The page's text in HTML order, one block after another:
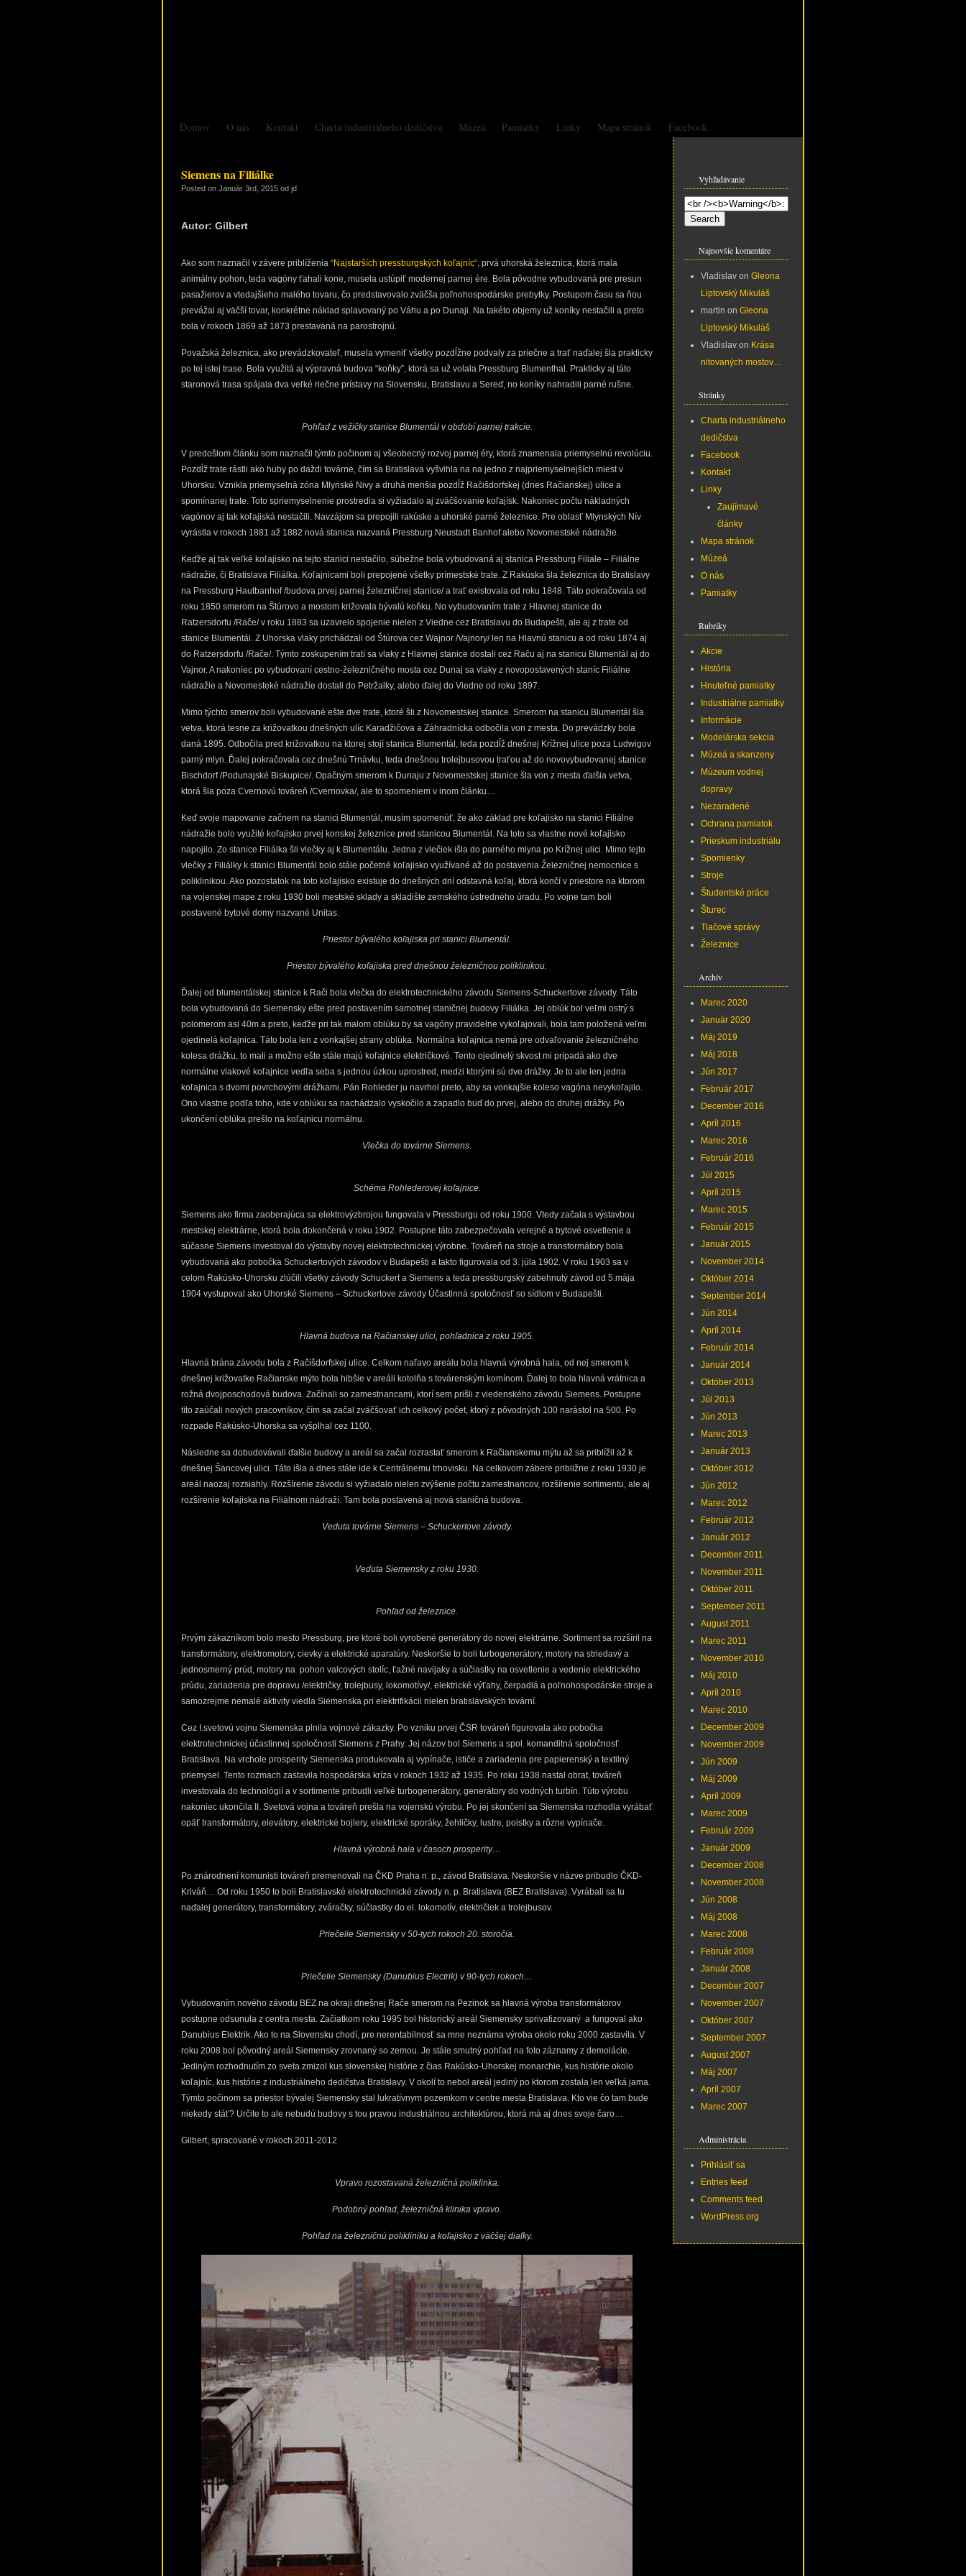
Domov O nás Kontakt Charta industriálneho dedičstva Múzeá Pamiatky Linky Mapa stránok Facebook
Siemens na Filiálke
Posted on Január 3rd, 2015 od jd
Autor: Gilbert
Ako som naznačil v závere priblíženia “Najstarších pressburgských koľajníc“, prvá uhorská železnica, ktorá mala
animálny pohon, teda vagóny ťahali kone, musela ustúpiť modernej parnej ére. Bola pôvodne vybudovaná pre presun
pasažierov a vtedajšieho malého tovaru, čo predstavovalo zväčša poľnohospodárske prebytky. Postupom času sa ňou
prevážal aj väčší tovar, konkrétne náklad splavovaný po Váhu a po Dunaji. Na takéto objemy už koníky nestačili a preto
bola v rokoch 1869 až 1873 prestavaná na parostrojnú.
Považská železnica, ako prevádzkovateľ, musela vymeniť všetky pozdĺžne podvaly za priečne a trať naďalej šla prakticky
po tej istej trase. Bola využitá aj výpravná budova “koňky”, ktorá sa už volala Pressburg Blumenthal. Prakticky aj táto
staronová trasa spájala dva veľké riečne prístavy na Slovensku, Bratislavu a Sereď, no koníky nahradili parné rušne.
Pohľad z vežičky stanice Blumentál v období parnej trakcie.
V predošlom článku som naznačil týmto počinom aj všeobecný rozvoj parnej éry, ktorá znamenala priemyselnú revolúciu.
Pozdĺž trate rástli ako huby po daždi továrne, čím sa Bratislava vyšvihla na na jedno z najpriemyselnejších miest v
Uhorsku. Vznikla priemyselná zóna Mlynské Nivy a druhá menšia pozdĺž Račišdorfskej (dnes Račianskej) ulice a
spomínanej trate. Toto spriemyselnenie prostredia si vyžiadalo aj zväčšovanie koľajísk. Nakoniec počtu nákladných
vagónov aj tak koľajiská nestačili. Navzájom sa prepojili rakúske a uhorské parné železnice. Pre oblasť Mlynských Nív
vyrástla v rokoch 1881 až 1882 nová stanica nazvaná Pressburg Neustadt Banhof alebo Novomestské nádražie.
Keďže aj tak veľké koľajisko na tejto stanici nestačilo, súbežne bola vybudovaná aj stanica Pressburg Filiale – Filiálne
nádražie, či Bratislava Filiálka. Koľajnicami boli prepojené všetky prímestské trate. Z Rakúska šla železnica do Bratislavy
na Pressburg Hautbanhof /budova prvej parnej železničnej stanice/ a trať existovala od roku 1848. Táto pokračovala od
roku 1850 smerom na Štúrovo a mostom križovala bývalú koňku. No vybudovaním trate z Hlavnej stanice do
Ratzersdorfu /Rače/ v roku 1883 sa uzavrelo spojenie nielen z Viedne cez Bratislavu do Budapešti, ale aj z trate od
stanice Blumentál. Z Uhorska vlaky prichádzali od Štúrova cez Wajnor /Vajnory/ len na Hlavnú stanicu a od roku 1874 aj
do Ratzersdorfu /Rače/. Týmto zoskupením tratí sa vlaky z Hlavnej stanice dostali cez Raču aj na stanicu Blumentál aj do
Vajnor. A nakoniec po vybudovaní cestno-železničného mosta cez Dunaj sa vlaky z novopostavených staníc Filiálne
nádražie a Novomesteké nádražie dostali do Petržalky, alebo ďalej do Viedne od roku 1897.
Mimo týchto smerov boli vybudované ešte dve trate, ktoré šli z Novomestskej stanice. Smerom na stanicu Blumentál šla
vetva, ktorá tesne za križovatkou dnešných ulíc Karadžičova a Záhradnícka odbočila von z mesta. Do prevádzky bola
daná 1895. Odbočila pred križovatkou na ktorej stojí stanica Blumentál, teda pozdĺž dnešnej Krížnej ulice poza Ludwigov
parný mlyn. Ďalej pokračovala cez dnešnú Trnávku, teda dnešnou trolejbusovou traťou až do novovybudovanej stanice
Bischdorf /Podunajské Biskupice/. Opačným smerom k Dunaju z Novomestskej stanice šla von z mesta ďalšia vetva,
ktorá šla poza Cvernovú továreň /Cvernovka/, ale to spomeniem v inom článku…
Keď svoje mapovanie začnem na stanici Blumentál, musím spomenúť, že ako základ pre koľajisko na stanici Filiálne
nádražie bolo využité koľajisko prvej konskej železnice pred stanicou Blumentál. Na toto sa vlastne nové koľajisko
napojilo. Zo stanice Filiálka šli vlečky aj k Blumentálu. Jedna z vlečiek išla do parného mlyna po Krížnej ulici. Mimo tejto
vlečky z Filiálky k stanici Blumentál bolo stále početné koľajisko využívané až do postavenia Železničnej nemocnice s
poliklinikou. Ako pozostatok na toto koľajisko existuje do dnešných dní odstavná koľaj, ktorá končí v priestore na ktorom
na vojenskej mape z roku 1930 boli mestské sklady a skladište zemského ústredného úradu. Po vojne tam boli
postavené bytové domy nazvané Unitas.
Priestor bývalého koľajiska pri stanici Blumentál.
Priestor bývalého koľajiska pred dnešnou železničnou poliklinikou.
Ďalej od blumentálskej stanice k Rači bola vlečka do elektrotechnického závodu Siemens-Schuckertove závody. Táto
bola vybudovaná do Siemensky ešte pred postavením samotnej staničnej budovy Filiálka. Jej oblúk bol veľmi ostrý s
polomerom asi 40m a preto, keďže pri tak malom oblúku by sa vagóny pravidelne vykoľajovali, bola tam položená veľmi
ojedinelá koľajnica. Táto bola len z vonkajšej strany oblúka. Normálna koľajnica nemá pre odvaľovanie železničného
kolesa drážku, to mali a možno ešte stále majú koľajnice električkové. Tento ojedinelý skvost mi pripadá ako dve
normálne vlakové koľajnice vedľa seba s jednou úzkou uprostred, medzi ktorými sú dve drážky. Je to ale len jedna
koľajnica s dvomi povrchovými drážkami. Pán Rohleder ju navrhol preto, aby sa vonkajšie koleso vagóna nevykoľajilo.
Ono vlastne podľa toho, kde v oblúku sa nachádzalo vyskočilo a zapadlo buď do prvej, alebo do druhej drážky. Po
ukončení oblúka prešlo na koľajnicu normálnu.
Vlečka do továrne Siemens.
Schéma Rohlederovej koľajnice.
Siemens ako firma zaoberajúca sa elektrovýzbrojou fungovala v Pressburgu od roku 1900. Vtedy začala s výstavbou
mestskej elektrárne, ktorá bola dokončená v roku 1902. Postupne táto zabezpečovala verejné a bytové osvetlenie a
súčasne Siemens investoval do výstavby novej elektrotechnickej výrobne. Továreň na stroje a transformátory bola
vybudovaná ako pobočka Schuckertových závodov v Budapešti a takto figurovala od 3. júla 1902. V roku 1903 sa v
celom Rakúsko-Uhorsku zlúčili všetky závody Schuckert a Siemens a teda pressburgský zabehnutý závod od 5.mája
1904 vystupoval ako Uhorské Siemens – Schuckertove závody Účastinná spoločnosť so sídlom v Budapešti.
Hlavná budova na Račianskej ulici, pohľadnica z roku 1905.
Hlavná brána závodu bola z Račišdorfskej ulice. Celkom naľavo areálu bola hlavná výrobná hala, od nej smerom k
dnešnej križovatke Račianske mýto bola hlbšie v areáli kotolňa s továrenským komínom. Ďalej to bola hlavná vrátnica a
rožná dvojposchodová budova. Začínali so zamestnancami, ktorí sem prišli z viedenského závodu Siemens. Postupne
títo zaúčali nových pracovníkov, čím sa začal zväčšovať ich celkový počet, ktorý z pôvodných 100 narástol na 500. Po
rozpade Rakúsko-Uhorska sa vyšplhal cez 1100.
Následne sa dobudovávali ďalšie budovy a areál sa začal rozrastať smerom k Račianskemu mýtu až sa priblížil až k
dnešnej Šancovej ulici. Táto išla a dnes stále ide k Centrálnemu trhovisku. Na celkovom zábere približne z roku 1930 je
areál naozaj rozsiahly. Rozšírenie závodu si vyžiadalo nielen zvýšenie počtu zamestnancov, rozšírenie sortimentu, ale aj
rozšírenie koľajiska na Filiálnom nádraží. Tam bola postavená aj nová staničná budova.
Veduta továrne Siemens – Schuckertove závody.
Veduta Siemensky z roku 1930.
Pohľad od železnice.
Prvým zákazníkom bolo mesto Pressburg, pre ktoré boli vyrobené generátory do novej elektrárne. Sortiment sa rozšíril na
transformátory, elektromotory, cievky a elektrické aparatúry. Neskoršie to boli turbogenerátory, motory na striedavý a
jednosmerný prúd, motory na pohon valcových stolíc, ťažné navijaky a súčiastky na osvetlenie a vedenie elektrického
prúdu, zariadenia pre dopravu /električky, trolejbusy, lokomotívy/, elektrické výťahy, čerpadlá a poľnohospodárske stroje a
samozrejme nemalé aktivity viedla Siemenska pri elektrifikácii nielen bratislavských tovární.
Cez I.svetovú vojnu Siemenska plnila vojnové zákazky. Po vzniku prvej ČSR továreň figurovala ako pobočka
elektrotechnickej účastinnej spoločnosti Siemens z Prahy. Jej názov bol Siemens a spol. komanditná spoločnosť
Bratislava. Na vrchole prosperity Siemenska produkovala aj vypínače, ističe a zariadenia pre papierenský a textilný
priemysel. Tento rozmach zastavila hospodárska kríza v rokoch 1932 až 1935. Po roku 1938 nastal obrat, továreň
investovala do technológií a v sortimente pribudli veľké turbogenerátory, generátory do vodných turbín. Túto výrobu
nakoniec ukončila II. Svetová vojna a továreň prešla na vojenskú výrobu. Po jej skončení sa Siemenska rozhodla vyrábať
opäť transformátory, elevátory, elektrické bojlery, elektrické sporáky, žehličky, lustre, poistky a rôzne vypínače.
Hlavná výrobná hala v časoch prosperity…
Po znárodnení komunisti továreň premenovali na ČKD Praha n. p., závod Bratislava. Neskoršie v názve pribudlo ČKD-
Kriváň… Od roku 1950 to boli Bratislavské elektrotechnické závody n. p. Bratislava (BEZ Bratislava). Vyrábali sa tu
naďalej generátory, transformátory, zváračky, súčiastky do el. lokomotív, električiek a trolejbusov.
Priečelie Siemensky v 50-tych rokoch 20. storočia.
Priečelie Siemensky (Danubius Electrik) v 90-tych rokoch…
Vybudovaním nového závodu BEZ na okraji dnešnej Rače smerom na Pezinok sa hlavná výroba transformátorov
postupne odsunula z centra mesta. Začiatkom roku 1995 bol historický areál Siemensky sprivatizovaný a fungoval ako
Danubius Elektrik. Ako to na Slovensku chodí, pre nerentabilnosť sa mne neznáma výroba okolo roku 2000 zastavila. V
roku 2008 bol pôvodný areál Siemensky zrovnaný so zemou. Je stále smutný pohľad na foto záznamy z demolácie.
Jediným rozhodnutím zo sveta zmizol kus slovenskej histórie z čias Rakúsko-Uhorskej monarchie, kus histórie okolo
koľajníc, kus histórie z industriálneho dedičstva Bratislavy. V okolí to nebol areál jediný po ktorom zostala len veľká jama.
Týmto počinom sa priestor bývalej Siemensky stal lukratívnym pozemkom v centre mesta Bratislava. Kto vie čo tam bude
niekedy stáť? Určite to ale nebudú budovy s tou pravou industriálnou architektúrou, ktorá má aj dnes svoje čaro…
Gilbert, spracované v rokoch 2011-2012
Vpravo rozostavaná železničná poliklinka.
Podobný pohľad, železničná klinika vpravo.
Pohľad na železničnú polikliniku a koľajisko z väčšej diaľky.
Vyhľadávanie
Najnovšie komentáre
Vladislav on Gleona
Liptovský Mikuláš
martin on Gleona
Liptovský Mikuláš
Vladislav on Krása
nitovaných mostov…
Stránky
Charta industriálneho
dedičstva
Facebook
Kontakt
Linky
Zaujímavé
články
Mapa stránok
Múzeá
O nás
Pamiatky
Rubriky
Akcie
História
Hnuteľné pamiatky
Industriálne pamiatky
Informácie
Modelárska sekcia
Múzeá a skanzeny
Múzeum vodnej
dopravy
Nezaradené
Ochrana pamiatok
Prieskum industriálu
Spomienky
Stroje
Študentské práce
Šturec
Tlačové správy
Železnice
Archív
Marec 2020
Január 2020
Máj 2019
Máj 2018
Jún 2017
Február 2017
December 2016
Apríl 2016
Marec 2016
Február 2016
Júl 2015
Apríl 2015
Marec 2015
Február 2015
Január 2015
November 2014
Október 2014
September 2014
Jún 2014
Apríl 2014
Február 2014
Január 2014
Október 2013
Júl 2013
Jún 2013
Marec 2013
Január 2013
Október 2012
Jún 2012
Marec 2012
Február 2012
Január 2012
December 2011
November 2011
Október 2011
September 2011
August 2011
Marec 2011
November 2010
Máj 2010
Apríl 2010
Marec 2010
December 2009
November 2009
Jún 2009
Máj 2009
Apríl 2009
Marec 2009
Február 2009
Január 2009
December 2008
November 2008
Jún 2008
Máj 2008
Marec 2008
Február 2008
Január 2008
December 2007
November 2007
Október 2007
September 2007
August 2007
Máj 2007
Apríl 2007
Marec 2007
Administrácia
Prihlásiť sa
Entries feed
Comments feed
WordPress.org